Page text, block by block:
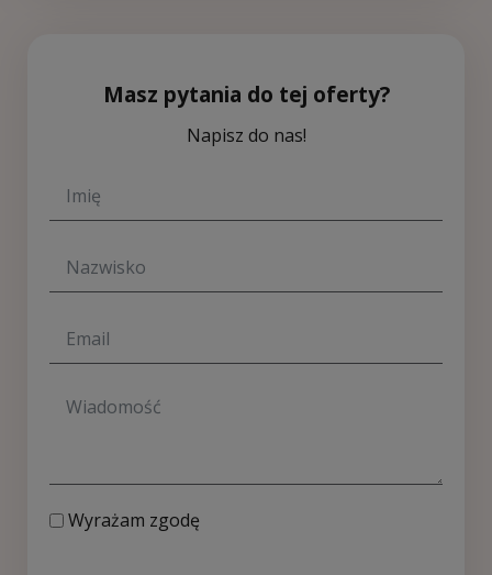
Masz pytania do tej oferty?
Napisz do nas!
Wyrażam zgodę